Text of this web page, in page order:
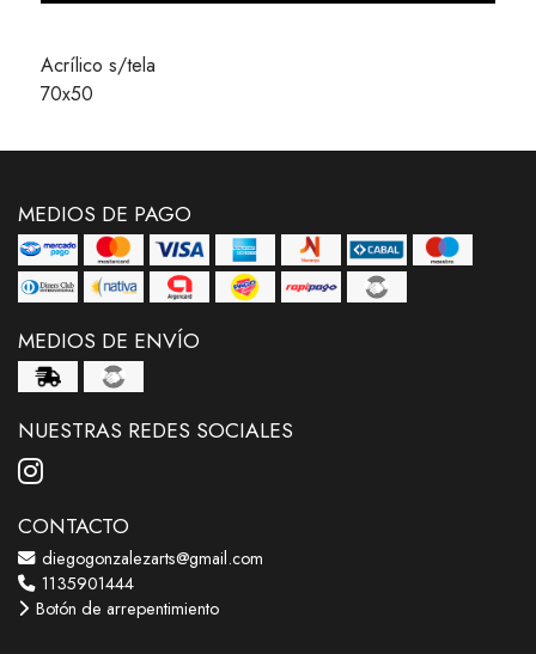
Acrílico s/tela
70x50
MEDIOS DE PAGO
MEDIOS DE ENVÍO
NUESTRAS REDES SOCIALES
CONTACTO
diegogonzalezarts@gmail.com
1135901444
Botón de arrepentimiento